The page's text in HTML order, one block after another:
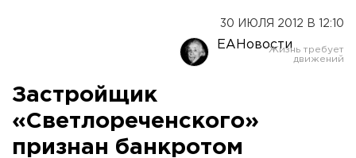
30 ИЮЛЯ 2012 В 12:10
ЕАНовости
Застройщик
«Светлореченского»
признан банкротом